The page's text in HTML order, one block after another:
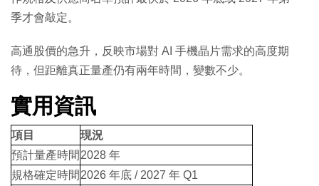
季才會敲定。
高通股價的急升，反映市場對 AI 手機晶片需求的高度期
待，但距離真正量產仍有兩年時間，變數不少。
實用資訊
項目
現況
預計量產時間 2028 年
規格確定時間 2026 年底 / 2027 年 Q1